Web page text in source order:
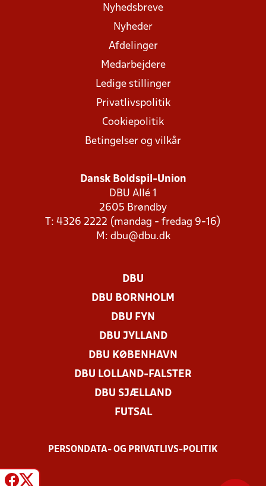
Nyhedsbreve
Nyheder
Afdelinger
Medarbejdere
Ledige stillinger
Privatlivspolitik
Cookiepolitik
Betingelser og vilkår
Dansk Boldspil-Union
DBU Allé 1
2605 Brøndby
T: 4326 2222 (mandag - fredag 9-16)
M: dbu@dbu.dk
DBU
DBU BORNHOLM
DBU FYN
DBU JYLLAND
DBU KØBENHAVN
DBU LOLLAND-FALSTER
DBU SJÆLLAND
FUTSAL
PERSONDATA- OG PRIVATLIVS-POLITIK